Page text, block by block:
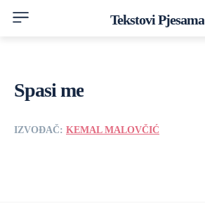
Tekstovi Pjesama
Spasi me
IZVOĐAČ: KEMAL MALOVČIĆ